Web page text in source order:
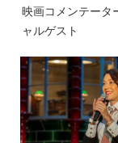
映画コメンテータ
ャルゲスト